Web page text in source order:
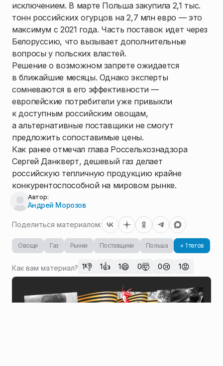
исключением. В марте Польша закупила 2,1 тыс.
тонн российских огурцов на 2,7 млн евро — это
максимум с 2021 года. Часть поставок идет через
Белоруссию, что вызывает дополнительные
вопросы у польских властей.
Решение о возможном запрете ожидается
в ближайшие месяцы. Однако эксперты
сомневаются в его эффективности —
европейские потребители уже привыкли
к доступным российским овощам,
а альтернативные поставщики не смогут
предложить сопоставимые цены.
Как ранее отмечал глава Россельхознадзора
Сергей Данкверт, дешевый газ делает
российскую тепличную продукцию крайне
конкурентоспособной на мировом рынке.
Автор:
Андрей Морозов
Поделиться материалом:
Овощи Газ Рынки Поставщики Польша + 1 тегов
Как вам материал? 1👎 1👍 1😄 0🤯 0😢 1😡